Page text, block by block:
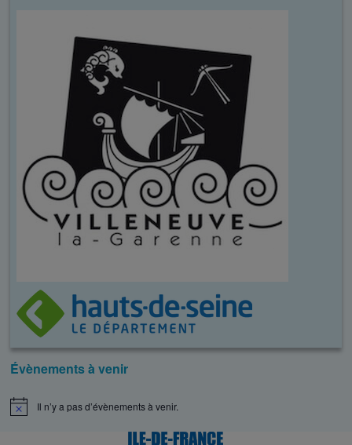
Évènements à venir
N
Il n’y a pas d’évènements à venir.